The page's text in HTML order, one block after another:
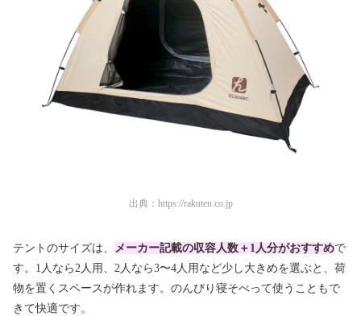
出典： https://rakuten.co.jp
テントのサイズは、 メーカー記載の収容人数＋1人分がおすすめで
す。1人なら2人用、2人なら3〜4人用など少し大きめを選ぶと、荷
物を置くスペースが作れます。のんびり寝そべって使うこともで
きて快適です。